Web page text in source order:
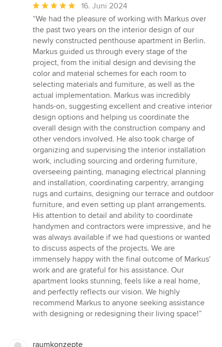
Durchschnittliche
Bewertung:
5
von
5
Sternen
16. Juni 2024
“We had the pleasure of working with Markus over
the past two years on the interior design of our
newly constructed penthouse apartment in Berlin.
Markus guided us through every stage of the
project, from the initial design and devising the
color and material schemes for each room to
selecting materials and furniture, as well as the
actual implementation. Markus was incredibly
hands-on, suggesting excellent and creative interior
design options and helping us coordinate the
overall design with the construction company and
other vendors involved. He also took charge of
organizing and supervising the interior installation
work, including sourcing and ordering furniture,
overseeing painting, managing electrical planning
and installation, coordinating carpentry, arranging
rugs and curtains, designing our terrace and outdoor
furniture, and even setting up plant arrangements.
His attention to detail and ability to coordinate
handymen and contractors were impressive, and he
was always available if we had questions or wanted
to discuss aspects of the projects. We are
immensely happy with the final outcome of Markus'
work and are grateful for his assistance. Our
apartment looks stunning, feels like a real home,
and perfectly reflects our vision. We highly
recommend Markus to anyone seeking assistance
with designing or redesigning their living space!”
raumkonzepte